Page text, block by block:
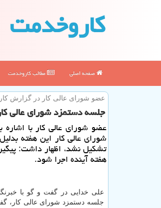
كاروخدمت
صفحه اصلی مطالب كاروخدمت
عضو شورای عالی كار در گزارش
جلسه دستمزد شورای عالی
عضو شورای عالی كار با
شورای عالی كار این هفته
تشكیل نشد، اظهار داشت:
هفته آینده اجرا شود.
علی خدایی در گفت و گو با
جلسه دستمزد شورای عالی كار،